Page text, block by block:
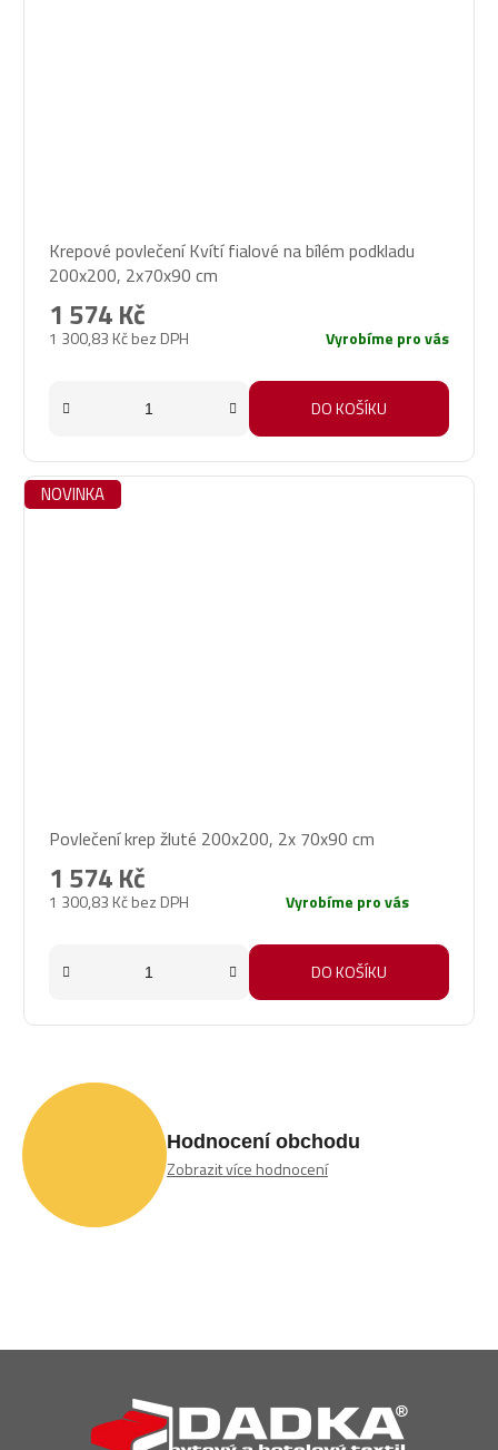
Krepové povlečení Kvítí fialové na bílém podkladu
200x200, 2x70x90 cm
1 300,83 Kč bez DPH
1 574 Kč
Vyrobíme pro vás
DO KOŠÍKU
NOVINKA
Povlečení krep žluté 200x200, 2x 70x90 cm
1 300,83 Kč bez DPH
1 574 Kč
Vyrobíme pro vás
DO KOŠÍKU
Hodnocení obchodu
Zobrazit více hodnocení